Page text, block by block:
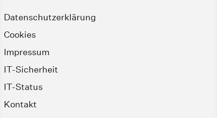
Datenschutzerklärung
Cookies
Impressum
IT-Sicherheit
IT-Status
Kontakt